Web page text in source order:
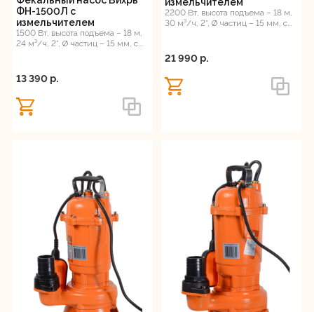
ФН-1500Л с
измельчителем
1500 Вт, высота подъема – 18 м,
24 м³/ч, 2”, Ø частиц – 15 мм, с
13 390 p.
измельчителем
2200 Вт, высота подъема – 18 м,
30 м³/ч, 2”, Ø частиц – 15 мм, с
21 990 p.